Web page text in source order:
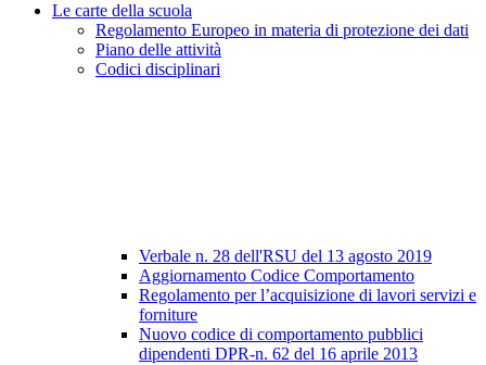
Le carte della scuola
Regolamento Europeo in materia di protezione dei dati
Piano delle attività
Codici disciplinari
Verbale n. 28 dell'RSU del 13 agosto 2019
Aggiornamento Codice Comportamento
Regolamento per l’acquisizione di lavori servizi e
forniture
Nuovo codice di comportamento pubblici
dipendenti DPR-n. 62 del 16 aprile 2013